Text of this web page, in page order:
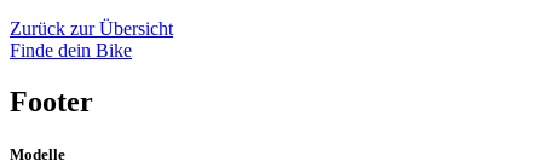
Zurück zur Übersicht
Finde dein Bike
Footer
Modelle